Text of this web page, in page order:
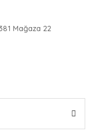
Mağaza 22